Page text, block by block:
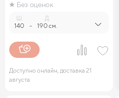
Без оценок
140 -
Д.
190 см.
Доступно онлайн, доставка 21
августа